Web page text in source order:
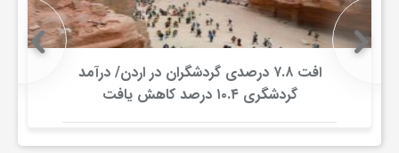
افت ۷.۸ درصدی گردشگران در اردن/ درآمد
گردشگری ۱۰.۴ درصد کاهش یافت